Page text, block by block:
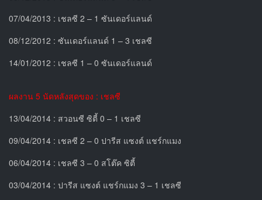
07/04/2013 : เชลซี 2 – 1 ซันเดอร์แลนด์
08/12/2012 : ซันเดอร์แลนด์ 1 – 3 เชลซี
14/01/2012 : เชลซี 1 – 0 ซันเดอร์แลนด์
ผลงาน 5 นัดหลังสุดของ : เชลซี
13/04/2014 : สวอนซี ซิตี้ 0 – 1 เชลซี
09/04/2014 : เชลซี 2 – 0 ปารีส แซงต์ แชร์กแมง
06/04/2014 : เชลซี 3 – 0 สโต๊ค ซิตี้
03/04/2014 : ปารีส แซงต์ แชร์กแมง 3 – 1 เชลซี